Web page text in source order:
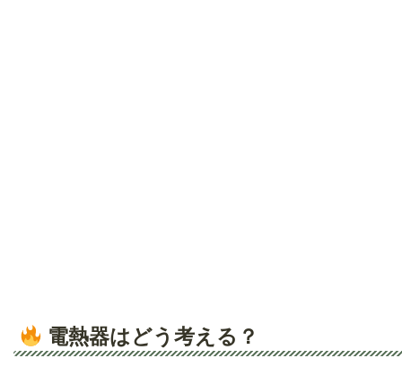
電熱器はどう考える？